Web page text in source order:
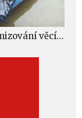
Přesné umizování věcí do kajaku vyžaduje často plné nasazení